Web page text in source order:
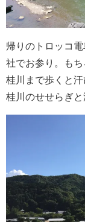
帰りのトロッコ
社でお参り。もち
桂川まで歩くと
桂川のせせらぎと